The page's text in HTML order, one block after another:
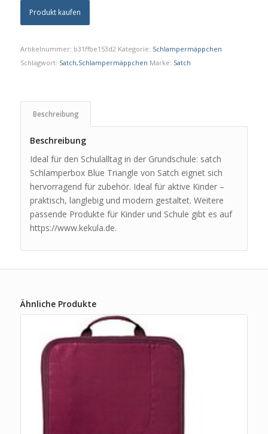
Produkt kaufen
Artikelnummer: b31ffbe153d2 Kategorie: Schlampermäppchen
Schlagwort: Satch,Schlampermäppchen Marke: Satch
Beschreibung
Beschreibung
Ideal für den Schulalltag in der Grundschule: satch
Schlamperbox Blue Triangle von Satch eignet sich
hervorragend für zubehör. Ideal für aktive Kinder –
praktisch, langlebig und modern gestaltet. Weitere
passende Produkte für Kinder und Schule gibt es auf
https://www.kekula.de.
Ähnliche Produkte